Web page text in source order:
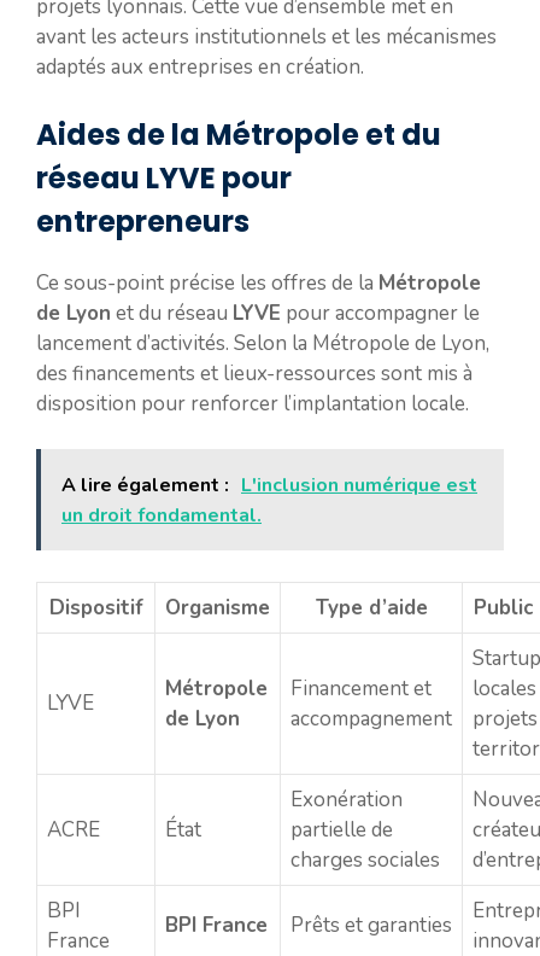
projets lyonnais. Cette vue d’ensemble met en
avant les acteurs institutionnels et les mécanismes
adaptés aux entreprises en création.
Aides de la Métropole et du
réseau LYVE pour
entrepreneurs
Ce sous-point précise les offres de la Métropole
de Lyon et du réseau LYVE pour accompagner le
lancement d’activités. Selon la Métropole de Lyon,
des financements et lieux-ressources sont mis à
disposition pour renforcer l’implantation locale.
A lire également : L'inclusion numérique est
un droit fondamental.
Dispositif Organisme Type d’aide Public
LYVE
Métropole
de Lyon
Financement et
accompagnement
projets
ACRE État
Exonération
partielle de
charges sociales
BPI
France
BPI France Prêts et garanties